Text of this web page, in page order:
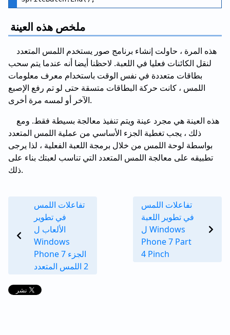
ملخص هذه العينة
هذه المرة ، حاولت إنشاء برنامج صور يستخدم اللمس المتعدد
لنقل الكائنات فعليا في اللعبة. لاحظنا أيضا أنه عندما يتم سحب
بطاقات متعددة في نفس الوقت باستخدام معرف معلومات
اللمس ، كانت حركة البطاقات متسقة حتى لو تم رفع الإصبع
الآخر أو لمسه مرة أخرى.
هذه العينة هي مجرد عينة ويتم تنفيذ معالجة بسيطة فقط. ومع
ذلك ، يجب تغطية الجزء الأساسي من عملية اللمس المتعدد
بواسطة لوحة اللمس من خلال برمجة اللعبة الفعلية ، لذا يرجى
تطبيقه على معالجة اللمس المتعدد التي تناسب لعبتك بناء على
ذلك.
تفاعلات اللمس
في تطوير
الألعاب ل
Windows
Phone 7 الجزء
2 اللمس المتعدد
تفاعلات اللمس
في تطوير اللعبة
ل Windows
Phone 7 Part
4 Pinch